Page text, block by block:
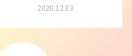
2020.12.03